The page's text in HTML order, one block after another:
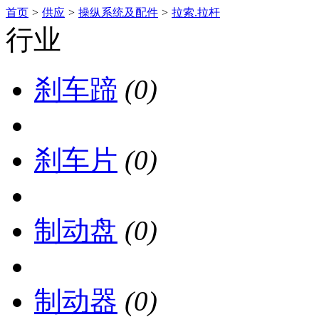
首页 > 供应 > 操纵系统及配件 > 拉索.拉杆
行业
刹车蹄 (0)
刹车片 (0)
制动盘 (0)
制动器 (0)